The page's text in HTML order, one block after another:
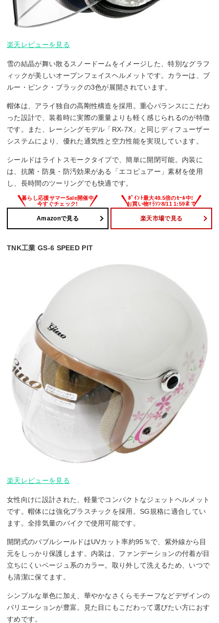
楽天レビューを見る
雪の結晶が舞い散るスノードームをイメージした、特別なグラフ
ィックが美しいオープンフェイスヘルメットです。カラーは、ブ
ルー・ピンク・ブラックの3色が展開されています。
帽体は、アライ独自の高剛性構造を採用。重心バランスにこだわ
った設計で、装着時に実際の重量よりも軽く感じられるのが特徴
です。また、レーシングモデル「RX-7X」と同じディフューザー
システムにより、優れた通気性と空力性能を実現しています。
シールドはライトスモークタイプで、簡単に開閉可能。内装に
は、抗菌・防臭・防汚効果がある「エコピュアー」素材を使用
し、長時間のツーリングでも快適です。
Amazonで見る 楽天市場で見る
TNK工業 GS-6 SPEED PIT
楽天レビューを見る
女性向けに設計された、軽量でコンパクトなジェットヘルメット
です。帽体には強化プラスチックを採用。SG規格に適合してい
ます。全排気量のバイクで使用可能です。
開閉式のバブルシールドはUVカット率約95％で、紫外線から目
元をしっかり保護します。内装は、ファンデーションの付着が目
立ちにくいベージュ系のカラー。取り外して洗えるため、いつで
も清潔に保てます。
シンプルな単色に加え、華やかなさくらモチーフなどデザインの
バリエーションが豊富。見た目にもこだわって選びたい方におす
すめです。